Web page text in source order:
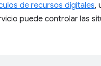
de recursos digitales,
puede controlar las